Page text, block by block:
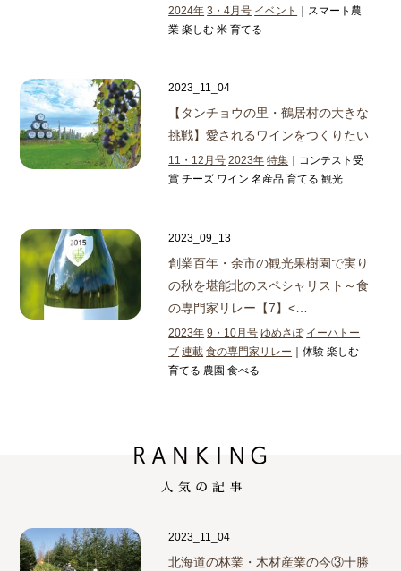
2024年 3・4月号 イベント ｜スマート農
業 楽しむ 米 育てる
2023_11_04
【タンチョウの里・鶴居村の大きな
挑戦】愛されるワインをつくりたい
11・12月号 2023年 特集 ｜コンテスト受
賞 チーズ ワイン 名産品 育てる 観光
2023_09_13
創業百年・余市の観光果樹園で実り
の秋を堪能北のスペシャリスト～食
の専門家リレー【7】<…
2023年 9・10月号 ゆめさぽ イーハトー
ブ 連載 食の専門家リレー ｜体験 楽しむ
育てる 農園 食べる
2023_11_04
北海道の林業・木材産業の今③十勝